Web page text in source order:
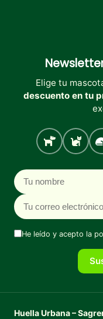
Elige tu
descuento en tu
Perro Gato
Nombre
Correo electrónico
He leído y acepto la
Huella Urbana –